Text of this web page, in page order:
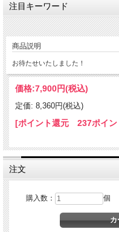
注目キーワード
商品説明
お待たせいたしました！
価格:7,900円(税込)
定価: 8,360円(税込)
[ポイント還元 237ポイン
注文
購入数： 個